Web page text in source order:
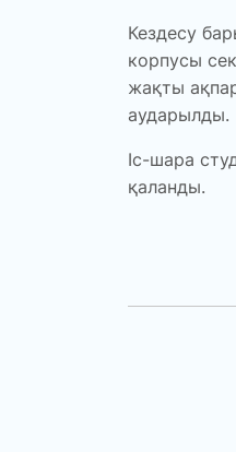
Кездесу
корпусы
жақты
аударылды.
Іс-шара
қаланды.